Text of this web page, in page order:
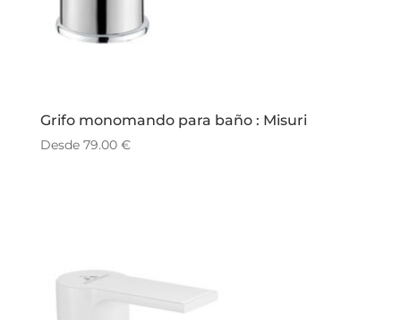
Grifo monomando para baño : Misuri
Desde 79.00 €